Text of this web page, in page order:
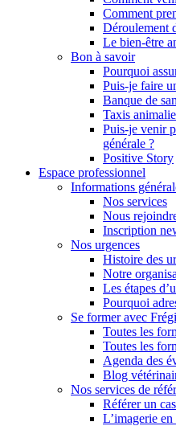
Comment
Déroulement
Le bien-être
Bon à savoir
Pourquoi
Puis-je faire
Banque de
Taxis
Puis-je venir
générale ?
Positive Story
Espace professionnel
Informations
Nos services
Nous
Inscription
Nos urgences
Histoire des
Notre
Les étapes
Pourquoi
Se former avec
Toutes les
Toutes les
Agenda des
Blog
Nos services de
Référer un cas
L’imagerie